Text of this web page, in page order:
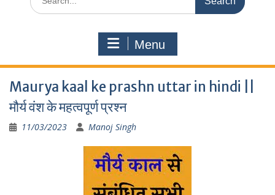
for:
Menu
Maurya kaal ke prashn uttar in hindi ||
मौर्य वंश के महत्वपूर्ण प्रश्न
11/03/2023 Manoj Singh